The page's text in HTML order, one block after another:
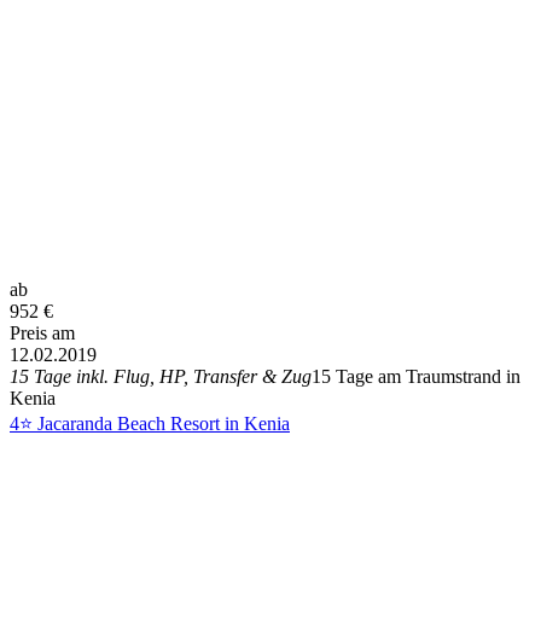
ab
952 €
Preis am
12.02.2019
15 Tage inkl. Flug, HP, Transfer & Zug15 Tage am Traumstrand in
Kenia
4⭐ Jacaranda Beach Resort in Kenia